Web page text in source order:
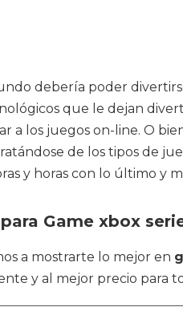
debería poder
que le dejan
a los juegos on-line. O
de los tipos de
y horas con lo último y
Game xbox
a mostrarte lo mejor en
y al mejor precio para